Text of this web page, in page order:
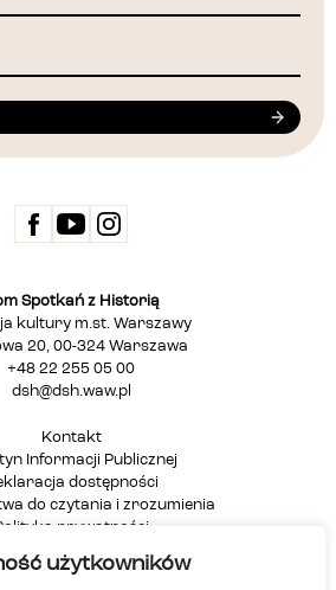
użytkowników
Spotkań z Historią
kultury m.st. Warszawy
20, 00-324 Warszawa
+48 22 255 05 00
dsh@dsh.waw.pl
Kontakt
Informacji Publicznej
dostępności
do czytania i zrozumienia
prywatności
Mapa strony